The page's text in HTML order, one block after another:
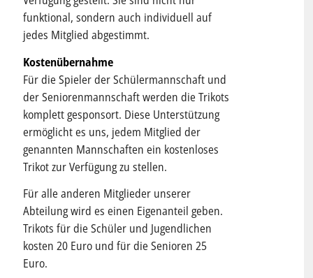
funktional, sondern auch individuell auf
jedes Mitglied abgestimmt.
Kostenübernahme
Für die Spieler der Schülermannschaft und
der Seniorenmannschaft werden die Trikots
komplett gesponsort. Diese Unterstützung
ermöglicht es uns, jedem Mitglied der
genannten Mannschaften ein kostenloses
Trikot zur Verfügung zu stellen.
Für alle anderen Mitglieder unserer
Abteilung wird es einen Eigenanteil geben.
Trikots für die Schüler und Jugendlichen
kosten 20 Euro und für die Senioren 25
Euro.